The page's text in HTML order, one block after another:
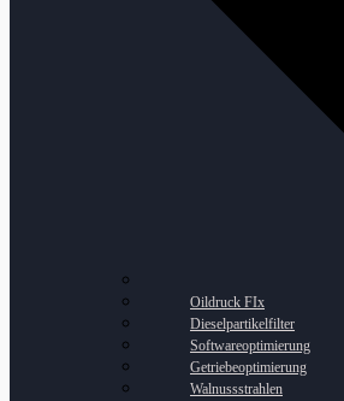
Oildruck FIx
Dieselpartikelfilter
Softwareoptimierung
Getriebeoptimierung
Walnussstrahlen